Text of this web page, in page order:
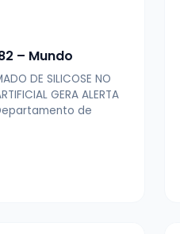
– Mundo
DE SILICOSE NO
GERA ALERTA
Departamento de